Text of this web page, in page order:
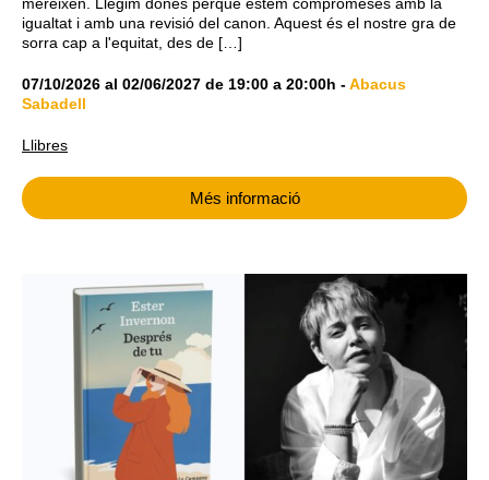
igualtat i amb una revisió del canon. Aquest és el nostre gra de
sorra cap a l'equitat, des de […]
07/10/2026 al 02/06/2027 de 19:00 a 20:00h -Abacus
Sabadell
Llibres
Més informació